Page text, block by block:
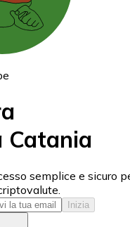
Catania
semplice e sicuro
Inizia